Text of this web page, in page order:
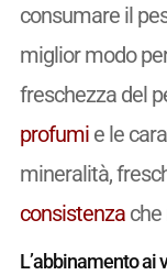
consumare il
miglior modo
freschezza del
profumie le
mineralità,
consistenzache
L’abbinamento ai